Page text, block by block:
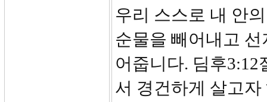
우리 스스로 내 안
순물을 빼어내고
어줍니다. 딤후
서 경건하게 살고